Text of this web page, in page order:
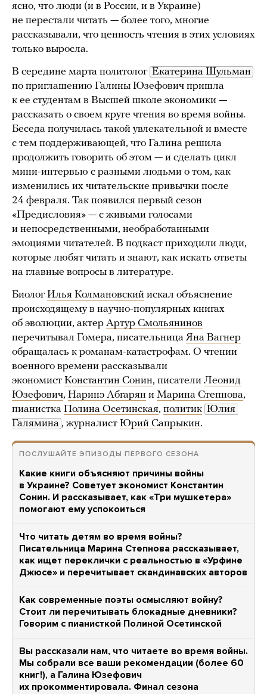
ясно, что люди (и в России, и в Украине)
не перестали читать — более того, многие
рассказывали, что ценность чтения в этих условиях
только выросла.
В середине марта политолог Екатерина Шульман
по приглашению Галины Юзефович пришла
к ее студентам в Высшей школе экономики —
рассказать о своем круге чтения во время войны.
Беседа получилась такой увлекательной и вместе
с тем поддерживающей, что Галина решила
продолжить говорить об этом — и сделать цикл
мини-интервью с разными людьми о том, как
изменились их читательские привычки после
24 февраля. Так появился первый сезон
«Предисловия» — с живыми голосами
и непосредственными, необработанными
эмоциями читателей. В подкаст приходили люди,
которые любят читать и знают, как искать ответы
на главные вопросы в литературе.
БиологИлья Колмановский искал объяснение
происходящему в научно-популярных книгах
об эволюции, актер Артур Смольянинов
перечитывал Гомера, писательница Яна Вагнер
обращалась к романам-катастрофам. О чтении
военного времени рассказывали
экономист Константин Сонин, писатели Леонид
Юзефович, Наринэ Абгарян и Марина Степнова,
пианистка Полина Осетинская, политик Юлия
Галямина , журналист Юрий Сапрыкин.
ПОСЛУШАЙТЕ ЭПИЗОДЫ ПЕРВОГО СЕЗОНА
Какие книги объясняют причины войны
в Украине? Советует экономист Константин
Сонин. И рассказывает, как «Три мушкетера»
помогают ему успокоиться
Что читать детям во время войны?
Писательница Марина Степнова рассказывает,
как ищет переклички с реальностью в «Урфине
Джюсе» и перечитывает скандинавских авторов
Как современные поэты осмысляют войну?
Стоит ли перечитывать блокадные дневники?
Говорим с пианисткой Полиной Осетинской
Вы рассказали нам, что читаете во время войны.
Мы собрали все ваши рекомендации (более 60
книг!), а Галина Юзефович
их прокомментировала. Финал сезона